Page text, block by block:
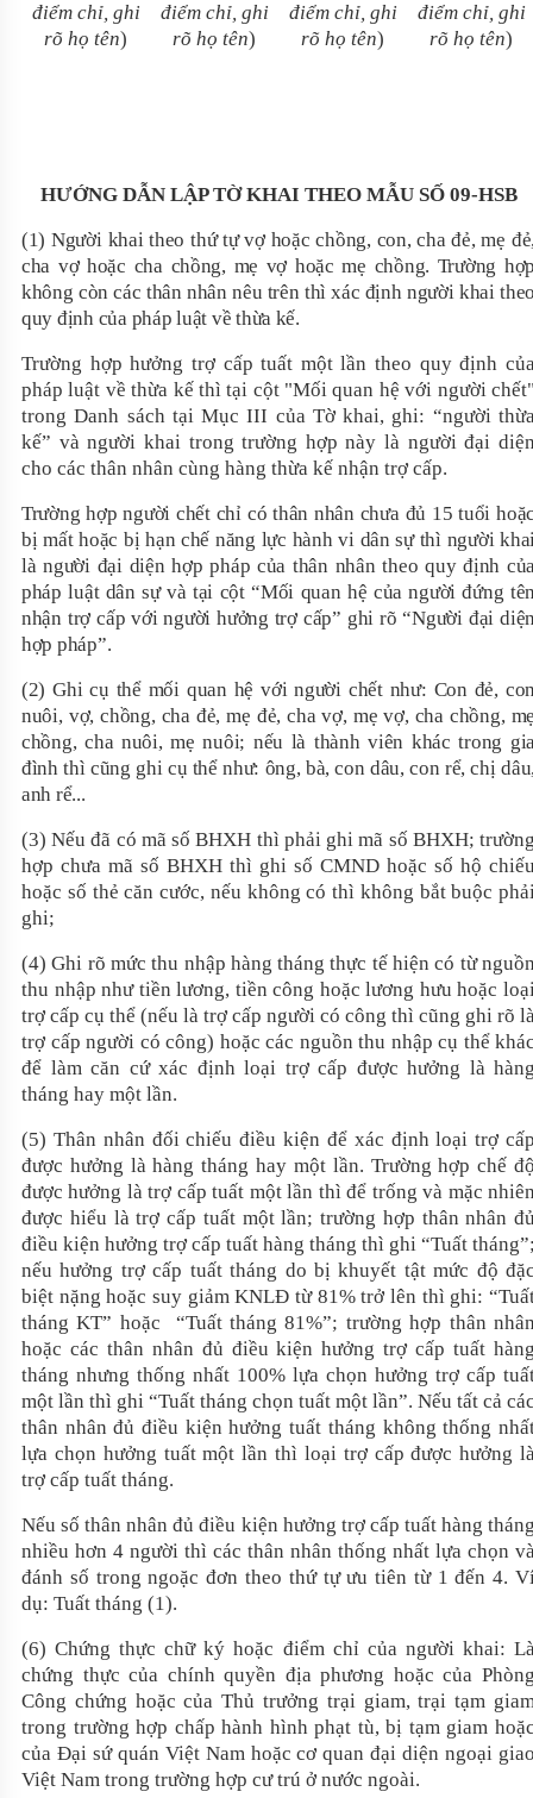
điểm chỉ, ghi
rõ họ tên)
điểm chỉ, ghi
rõ họ tên)
điểm chỉ, ghi
rõ họ tên)
điểm chỉ, ghi
rõ họ tên)
HƯỚNG DẪN LẬP TỜ KHAI THEO MẪU SỐ 09-HSB
(1) Người khai theo thứ tự vợ hoặc chồng, con,cha đẻ, mẹ
cha vợ hoặc cha chồng, mẹ vợ hoặc mẹ chồng. Trường
không còn các thân nhân nêu trên thì xác định người khai
quy định của pháp luật về thừa kế.
Trường hợp hưởng trợ cấp tuất một lần theo quy định
pháp luật về thừa kế thì tại cột "Mối quan hệ với người
trong Danh sách tại Mục III của Tờ khai, ghi: “người
kế” và người khai trong trường hợp này là người đại
cho các thân nhân cùng hàng thừa kế nhận trợ cấp.
Trường hợp người chết chỉ có thân nhân chưa đủ 15 tuổi
bị mất hoặc bị hạn chế năng lực hành vi dân sự thì người
là người đại diện hợp pháp của thân nhân theo quy định
pháp luật dân sự và tại cột “Mối quan hệ của người đứng
nhận trợ cấp với người hưởng trợ cấp” ghi rõ “Người đại
hợp pháp”.
(2) Ghi cụ thể mối quan hệ với người chết như: Con đẻ,
nuôi, vợ, chồng, cha đẻ, mẹ đẻ, cha vợ, mẹ vợ, cha chồng,
chồng, cha nuôi, mẹ nuôi; nếu là thành viên khác trong
đình thì cũng ghi cụ thể như: ông, bà, con dâu, con rể, chị
anh rể...
(3) Nếu đã có mã số BHXH thì phải ghi mã số BHXH;
hợp chưa mã số BHXH thì ghi số CMND hoặc số hộ
hoặc số thẻ căn cước, nếu không có thì không bắt buộc
ghi;
(4) Ghi rõ mức thu nhập hàng tháng thực tế hiện có từ
thu nhập như tiền lương, tiền công hoặc lương hưu hoặc
trợ cấp cụ thể (nếu là trợ cấp người có công thì cũng ghi rõ
trợ cấp người có công) hoặc các nguồn thu nhập cụ thể
để làm căn cứ xác định loại trợ cấp được hưởng là
tháng hay một lần.
(5) Thân nhân đối chiếu điều kiện để xác định loại trợ
được hưởng là hàng tháng hay một lần. Trường hợp chế
được hưởng là trợ cấp tuất một lần thì để trống và mặc
được hiểu là trợ cấp tuất một lần; trường hợp thân nhân
điều kiện hưởng trợ cấp tuất hàng tháng thì ghi “Tuất
nếu hưởng trợ cấp tuất tháng do bị khuyết tật mức độ
biệt nặng hoặc suy giảm KNLĐ từ 81% trở lên thì ghi:
tháng KT” hoặc “Tuất tháng 81%”; trường hợp thân
hoặc các thân nhân đủ điều kiện hưởng trợ cấp tuất
tháng nhưng thống nhất 100% lựa chọn hưởng trợ cấp
một lần thì ghi “Tuất tháng chọn tuất một lần”. Nếu tất cả
thân nhân đủ điều kiện hưởng tuất tháng không thống
lựa chọn hưởng tuất một lần thì loại trợ cấp được hưởng
trợ cấp tuất tháng.
Nếu số thân nhân đủ điều kiện hưởng trợ cấp tuất hàng
nhiều hơn 4 người thì các thân nhân thống nhất lựa chọn
đánh số trong ngoặc đơn theo thứ tự ưu tiên từ 1 đến 4.
dụ: Tuất tháng (1).
(6) Chứng thực chữ ký hoặc điểm chỉ của người khai:
chứng thực của chính quyền địa phương hoặc của
Công chứng hoặc của Thủ trưởng trại giam, trại tạm
trong trường hợp chấp hành hình phạt tù, bị tạm giam
của Đại sứ quán Việt Nam hoặc cơ quan đại diện ngoại
Việt Nam trong trường hợp cư trú ở nước ngoài.